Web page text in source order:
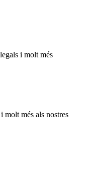
i molt més
molt més als nostres